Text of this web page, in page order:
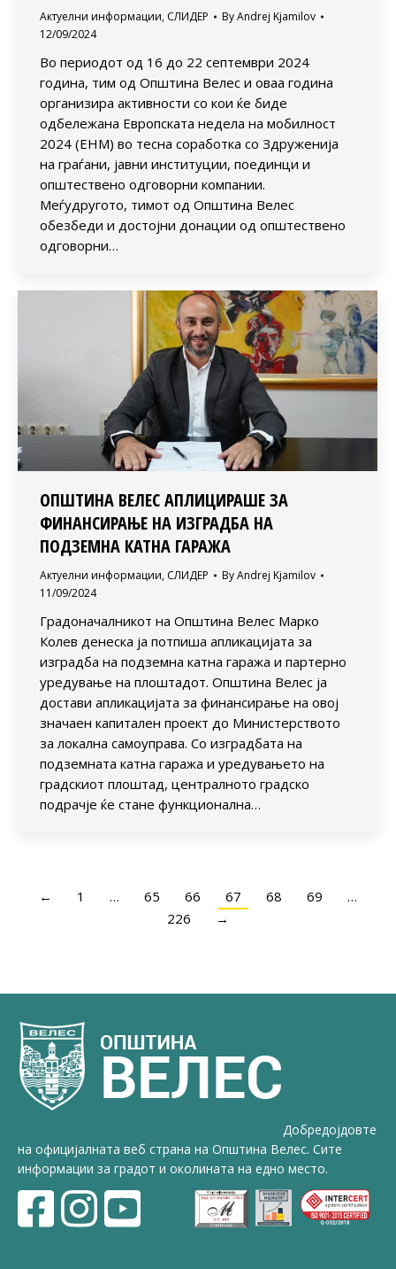
Актуелни информации, СЛИДЕР ByAndrej Kjamilov
12/09/2024
Во периодот од 16 до 22 септември 2024
година, тим од Општина Велес и оваа година
организира активности со кои ќе биде
одбележана Европската недела на мобилност
2024 (ЕНМ) во тесна соработка со Здруженија
на граѓани, јавни институции, поединци и
општествено одговорни компании.
Меѓудругото, тимот од Општина Велес
обезбеди и достојни донации од општествено
одговорни…
ОПШТИНА ВЕЛЕС АПЛИЦИРАШЕ ЗА
ФИНАНСИРАЊЕ НА ИЗГРАДБА НА
ПОДЗЕМНА КАТНА ГАРАЖА
Актуелни информации, СЛИДЕР ByAndrej Kjamilov
11/09/2024
Градоначалникот на Општина Велес Марко
Колев денеска ја потпиша апликацијата за
изградба на подземна катна гаража и партерно
уредување на плоштадот. Општина Велес ја
достави апликацијата за финансирање на овој
значаен капитален проект до Министерството
за локална самоуправа. Со изградбата на
подземната катна гаража и уредувањето на
градскиот плоштад, централното градско
подрачје ќе стане функционална…
← 1 … 65 66 67 68 69
…
226
→
Добредојдовте
на официјалната веб страна на Општина Велес. Сите
информации за градот и околината на едно место.